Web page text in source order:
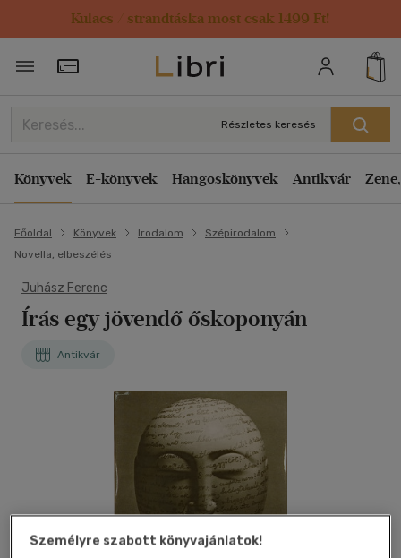
Kulacs / strandtáska most csak 1499 Ft!
Törzsvásárlói Kártya adatai
Részletes keresés
Könyvek E-könyvek Hangoskönyvek Antikvár
Főoldal Könyvek Irodalom
Szépirodalom
Novella, elbeszélés
Juhász Ferenc
Írás egy jövendő őskoponyán
Antikvár
Személyre szabott könyvajánlatok!